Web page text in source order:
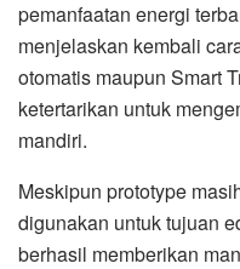
pemanfaatan energi
menjelaskan kembali
otomatis maupun Smart
ketertarikan untuk
mandiri.
Meskipun prototype
digunakan untuk tujuan
berhasil memberikan